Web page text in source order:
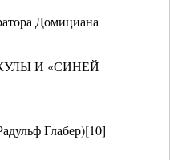
Домициана
И «СИНЕЙ
Глабер)[10]